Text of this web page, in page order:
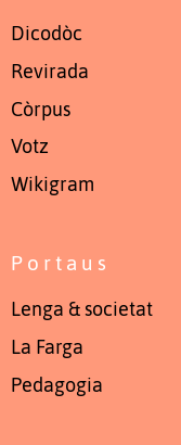
Dicodòc
Revirada
Còrpus
Votz
Wikigram
Portaus
Lenga & societat
La Farga
Pedagogia